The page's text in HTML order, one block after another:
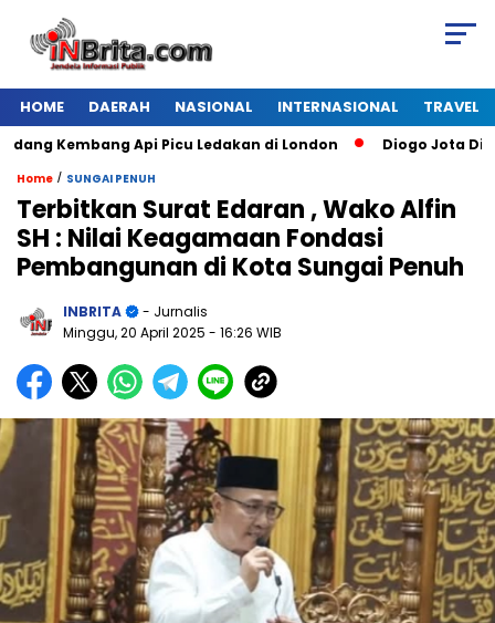
HOME DAERAH NASIONAL INTERNASIONAL TRAVEL
Kembang Api Picu Ledakan di London Diogo Jota Dies in
Home / SUNGAI PENUH
Terbitkan Surat Edaran , Wako Alfin
SH : Nilai Keagamaan Fondasi
Pembangunan di Kota Sungai Penuh
INBRITA
- Jurnalis
Minggu, 20 April 2025 - 16:26 WIB